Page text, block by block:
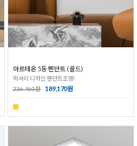
아르테온 5등 펜던트 (골드)
럭셔리 디자인 펜던트조명!
236,460원 189,170원